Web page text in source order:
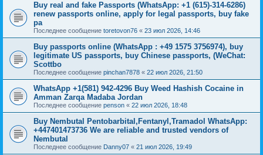
Buy real and fake Passports (WhatsApp: +1 (615)-314-6286)
renew passports online, apply for legal passports, buy fake
pa
Последнее сообщение toretovon76 « 23 июл 2026, 14:46
Buy passports online (WhatsApp : +49 1575 3756974), buy
legitimate US passports, buy Chinese passports, (WeChat:
Scottbo
Последнее сообщение pinchan7878 « 22 июл 2026, 21:50
WhatsApp +1(581) 942-4296 Buy Weed Hashish Cocaine in
Amman Zarqa Madaba Jordan
Последнее сообщение penson « 22 июл 2026, 18:48
Buy Nembutal Pentobarbital,Fentanyl,Tramadol WhatsApp:
+447401473736 We are reliable and trusted vendors of
Nembutal
Последнее сообщение Danny07 « 21 июл 2026, 19:49